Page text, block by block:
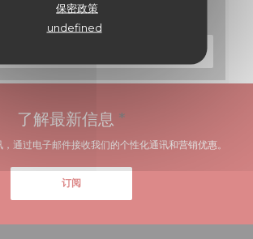
保密政策
undefined
菜单
了解最新信息 *
通过电子邮件接收我们的个性化通讯和营销优惠。
订阅